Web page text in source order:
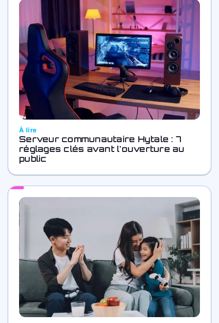
À lire
Serveur communautaire Hytale : 7
réglages clés avant l'ouverture au
public